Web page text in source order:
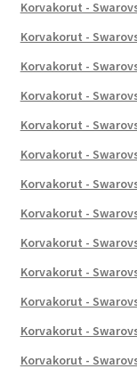
Korvakorut -
Korvakorut -
Korvakorut -
Korvakorut -
Korvakorut -
Korvakorut -
Korvakorut -
Korvakorut -
Korvakorut -
Korvakorut -
Korvakorut -
Korvakorut -
Korvakorut -